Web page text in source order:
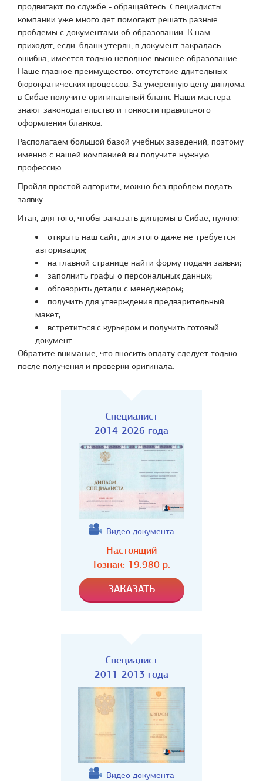
продвигают по службе - обращайтесь. Специалисты
компании уже много лет помогают решать разные
проблемы с документами об образовании. К нам
приходят, если: бланк утерян, в документ закралась
ошибка, имеется только неполное высшее образование.
Наше главное преимущество: отсутствие длительных
бюрократических процессов. За умеренную цену диплома
в Сибае получите оригинальный бланк. Наши мастера
знают законодательство и тонкости правильного
оформления бланков.
Располагаем большой базой учебных заведений, поэтому
именно с нашей компанией вы получите нужную
профессию.
Пройдя простой алгоритм, можно без проблем подать
заявку.
Итак, для того, чтобы заказать дипломы в Сибае, нужно:
открыть наш сайт, для этого даже не требуется
авторизация;
на главной странице найти форму подачи заявки;
заполнить графы о персональных данных;
обговорить детали с менеджером;
получить для утверждения предварительный
макет;
встретиться с курьером и получить готовый
документ.
Обратите внимание, что вносить оплату следует только
после получения и проверки оригинала.
Специалист
2014-2026 года
Видео документа
Настоящий
Гознак: 19.980р.
Специалист
2011-2013 года
Видео документа